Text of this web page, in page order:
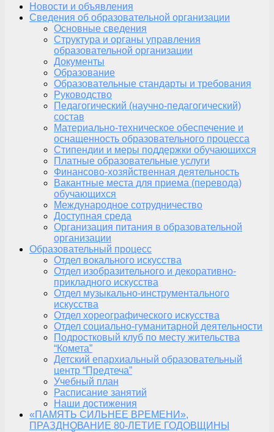
Новости и объявления
Сведения об образовательной организации
Основные сведения
Структура и органы управления
образовательной организации
Документы
Образование
Образовательные стандарты и требования
Руководство
Педагогический (научно-педагогический)
состав
Материально-техническое обеспечение и
оснащенность образовательного процесса
Стипендии и меры поддержки обучающихся
Платные образовательные услуги
Финансово-хозяйственная деятельность
Вакантные места для приема (перевода)
обучающихся
Международное сотрудничество
Доступная среда
Организация питания в образовательной
организации
Образовательный процесс
Отдел вокального искусства
Отдел изобразительного и декоративно-
прикладного искусства
Отдел музыкально-инструментального
искусства
Отдел хореографического искусства
Отдел социально-гуманитарной деятельности
Подростковый клуб по месту жительства
“Комета”
Детский епархиальный образовательный
центр “Предтеча”
Учебный план
Расписание занятий
Наши достижения
«ПАМЯТЬ СИЛЬНЕЕ ВРЕМЕНИ»,
ПРАЗДНОВАНИЕ 80-ЛЕТИЕ ГОДОВЩИНЫ